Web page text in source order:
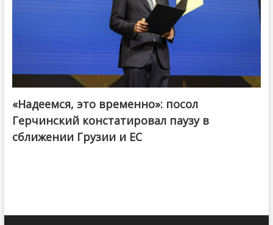
«Надеемся, это временно»: посол
Герчинский констатировал паузу в
сближении Грузии и ЕС